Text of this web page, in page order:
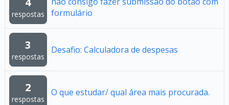
respostas
formulário
3
respostas
Desafio: Calculadora de despesas
2
respostas
O que estudar/ qual área mais procurada.